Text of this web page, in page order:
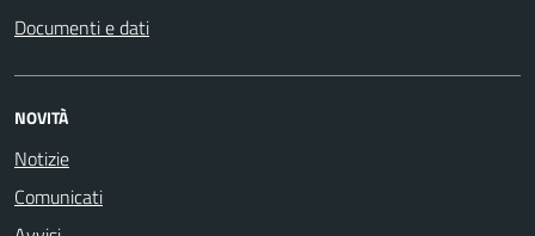
Documenti e dati
NOVITÀ
Notizie
Comunicati